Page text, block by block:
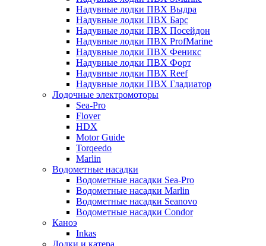
Надувные лодки ПВХ Выдра
Надувные лодки ПВХ Барс
Надувные лодки ПВХ Посейдон
Надувные лодки ПВХ ProfMarine
Надувные лодки ПВХ Феникс
Надувные лодки ПВХ Форт
Надувные лодки ПВХ Reef
Надувные лодки ПВХ Гладиатор
Лодочные электромоторы
Sea-Pro
Flover
HDX
Motor Guide
Torqeedo
Marlin
Водометные насадки
Водометные насадки Sea-Pro
Водометные насадки Marlin
Водометные насадки Seanovo
Водометные насадки Condor
Каноэ
Inkas
Лодки и катера